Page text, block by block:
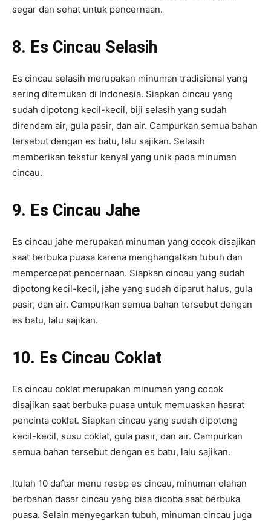
segar dan sehat untuk pencernaan.
8. Es Cincau Selasih
Es cincau selasih merupakan minuman tradisional yang
sering ditemukan di Indonesia. Siapkan cincau yang
sudah dipotong kecil-kecil, biji selasih yang sudah
direndam air, gula pasir, dan air. Campurkan semua bahan
tersebut dengan es batu, lalu sajikan. Selasih
memberikan tekstur kenyal yang unik pada minuman
cincau.
9. Es Cincau Jahe
Es cincau jahe merupakan minuman yang cocok disajikan
saat berbuka puasa karena menghangatkan tubuh dan
mempercepat pencernaan. Siapkan cincau yang sudah
dipotong kecil-kecil, jahe yang sudah diparut halus, gula
pasir, dan air. Campurkan semua bahan tersebut dengan
es batu, lalu sajikan.
10. Es Cincau Coklat
Es cincau coklat merupakan minuman yang cocok
disajikan saat berbuka puasa untuk memuaskan hasrat
pencinta coklat. Siapkan cincau yang sudah dipotong
kecil-kecil, susu coklat, gula pasir, dan air. Campurkan
semua bahan tersebut dengan es batu, lalu sajikan.
Itulah 10 daftar menu resep es cincau, minuman olahan
berbahan dasar cincau yang bisa dicoba saat berbuka
puasa. Selain menyegarkan tubuh, minuman cincau juga